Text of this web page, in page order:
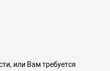
или Вам требуется